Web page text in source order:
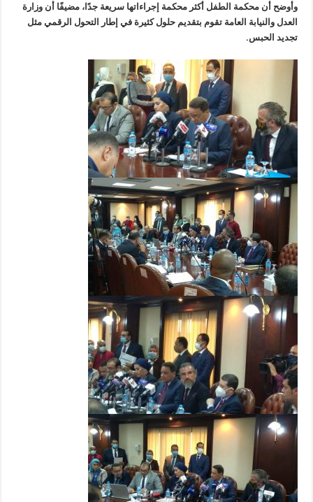
وأوضح أن محكمة الطفل أكثر محكمة إجراءاتها سريعة جدًا، مضيفًا أن وزارة
العدل والنيابة العامة تقوم بتقديم حلول كثيرة في إطار التحول الرقمي مثل
تجديد الحبس.